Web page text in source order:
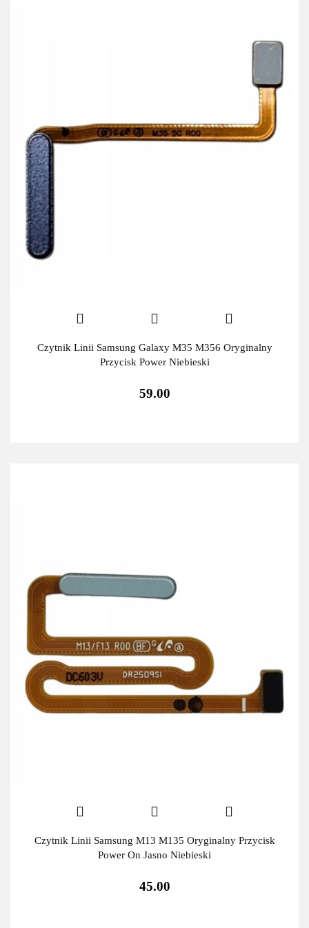
Czytnik Linii Samsung Galaxy M35 M356 Oryginalny
Przycisk Power Niebieski
59.00
Czytnik Linii Samsung M13 M135 Oryginalny Przycisk
Power On Jasno Niebieski
45.00